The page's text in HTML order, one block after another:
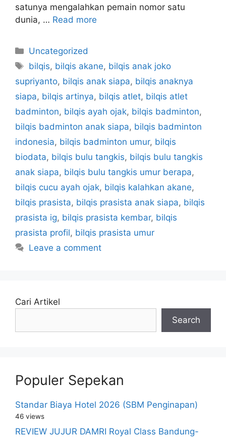
satunya mengalahkan pemain nomor satu
dunia, … Read more
Categories
Uncategorized
Tags
bilqis, bilqis akane, bilqis anak joko
supriyanto, bilqis anak siapa, bilqis anaknya
siapa, bilqis artinya, bilqis atlet, bilqis atlet
badminton, bilqis ayah ojak, bilqis badminton,
bilqis badminton anak siapa, bilqis badminton
indonesia, bilqis badminton umur, bilqis
biodata, bilqis bulu tangkis, bilqis bulu tangkis
anak siapa, bilqis bulu tangkis umur berapa,
bilqis cucu ayah ojak, bilqis kalahkan akane,
bilqis prasista, bilqis prasista anak siapa, bilqis
prasista ig, bilqis prasista kembar, bilqis
prasista profil, bilqis prasista umur
Leave a comment
Cari Artikel
Search
Populer Sepekan
Standar Biaya Hotel 2026 (SBM Penginapan)
46 views
REVIEW JUJUR DAMRI Royal Class Bandung-